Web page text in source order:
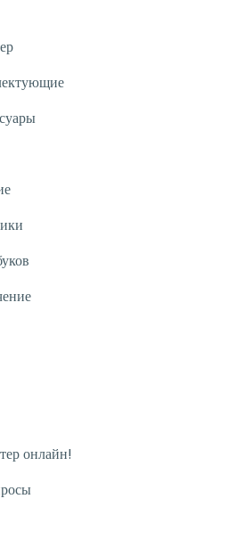
онлайн!